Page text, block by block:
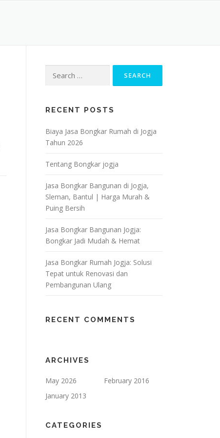
for:
RECENT POSTS
Biaya Jasa Bongkar Rumah di Jogja
Tahun 2026
Tentang Bongkar jogja
Jasa Bongkar Bangunan di Jogja,
Sleman, Bantul | Harga Murah &
Puing Bersih
Jasa Bongkar Bangunan Jogja:
Bongkar Jadi Mudah & Hemat
Jasa Bongkar Rumah Jogja: Solusi
Tepat untuk Renovasi dan
Pembangunan Ulang
RECENT COMMENTS
ARCHIVES
May 2026
February 2016
January 2013
CATEGORIES